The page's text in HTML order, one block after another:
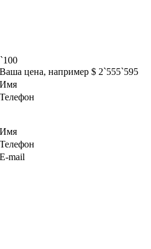
Ваша цена, например $ 2`555`595
Имя
Телефон
Имя
Телефон
E-mail